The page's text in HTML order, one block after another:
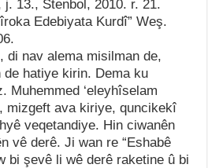
j. 13., Stenbol, 2010. r. 21.
Edebiyata Kurdî” Weş.
di nav alema misilman de,
hatiye kirin. Dema ku
Muhemmed ‘eleyhîselam
mizgeft ava kiriye, quncikekî
veqetandiye. Hin ciwanên
vê derê. Ji wan re “Eshabê
bi şevê li wê derê raketine û bi